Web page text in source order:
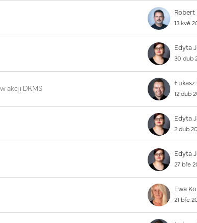
13 kvě
Edyta
30 dub
akcji DKMS
12 dub
Edyta
2 dub
Edyta
27 bře
21 bře